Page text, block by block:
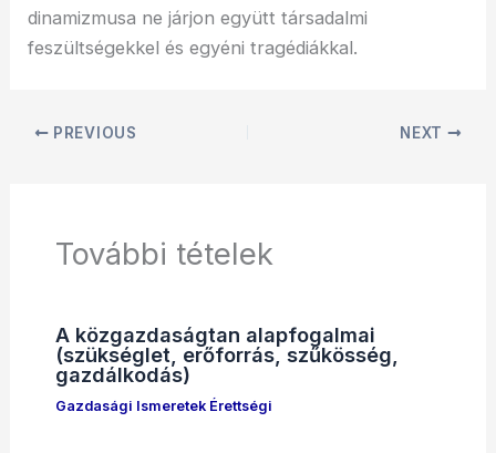
dinamizmusa ne járjon együtt társadalmi
feszültségekkel és egyéni tragédiákkal.
PREVIOUS NEXT
További tételek
A közgazdaságtan alapfogalmai
(szükséglet, erőforrás, szűkösség,
gazdálkodás)
Gazdasági Ismeretek Érettségi